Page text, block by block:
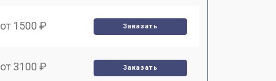
от 1500 ₽ Заказать
от 3100 ₽ Заказать